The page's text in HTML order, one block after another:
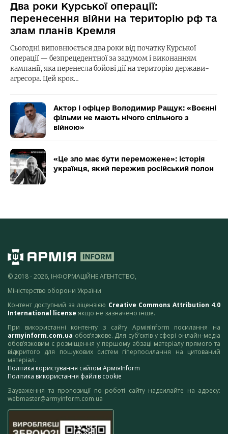
Два роки Курської операції:
перенесення війни на територію рф та
злам планів Кремля
Сьогодні виповнюється два роки від початку Курської
операції — безпрецедентної за задумом і виконанням
кампанії, яка перенесла бойові дії на територію держави-
агресора. Цей крок…
Актор і офіцер Володимир Ращук: «Воєнні
фільми не мають нічого спільного з
війною»
«Це зло має бути переможене»: історія
українця, який пережив російський полон
© 2018 - 2026, ІНФОРМАЦІЙНЕ АГЕНТСТВО,
Міністерство оборони України
Контент доступний за ліцензією Creative Commons Attribution 4.0
International license якщо не зазначено інше.
При використанні контенту з сайту АрміяInform посилання на
armyinform.com.ua обов’язкове. Для суб’єктів у сфері онлайн-медіа
обов’язковим є розміщення у першому абзаці матеріалу прямого та
відкритого для пошукових систем гіперпосилання на цитований
матеріал.
Політика користування сайтом АрміяInform
Політика використання файлів cookie
Зауваження та пропозиції по роботі сайту надсилайте на адресу:
webmaster@armyinform.com.ua